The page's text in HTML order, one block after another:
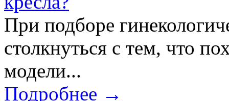
При подборе
столкнуться с тем, что
модели...
Подробнее →